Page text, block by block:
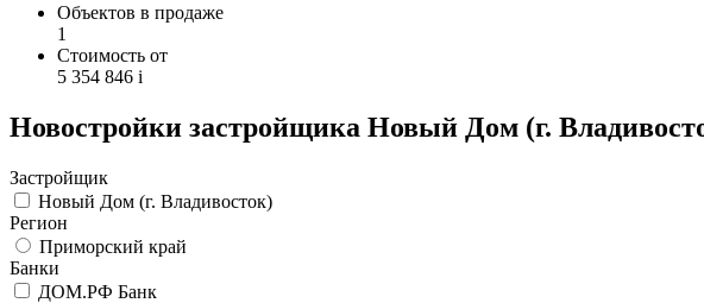
Объектов в продаже
1
Стоимость от
5 354 846 i
Новостройки застройщика Новый Дом (г.
Застройщик
Новый Дом (г. Владивосток)
Регион
Приморский край
Банки
ДОМ.РФ Банк